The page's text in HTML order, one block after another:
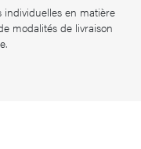
individuelles en matière
modalités de livraison